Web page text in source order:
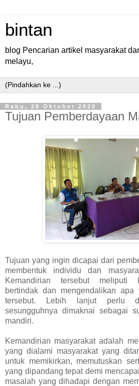
bintan
blog Pencarian artikel masyarakat
melayu,
Rabu, 28 Oktober 2020
Tujuan Pemberdayaan
Tujuan yang ingin dicapai dari
membentuk individu dan
Kemandirian tersebut meliputi
bertindak dan mengendalikan apa
tersebut. Lebih lanjut perlu
sesungguhnya dimaknai sebagai
mandiri.
Kemandirian masyarakat adalah
yang dialami masyarakat yang
untuk memikirkan, memutuskan
yang dipandang tepat demi
masalah yang dihadapi dengan